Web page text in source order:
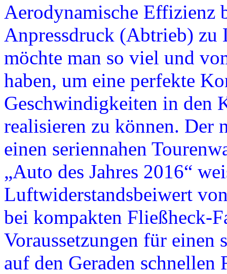
Aerodynamische Effizienz
Anpressdruck (Abtrieb) zu
möchte man so viel und
haben, um eine perfekte
Geschwindigkeiten in den
realisieren zu können. Der
einen seriennahen
„Auto des Jahres 2016“
Luftwiderstandsbeiwert
bei kompakten Fließheck-
Voraussetzungen für einen
auf den Geraden schnellen